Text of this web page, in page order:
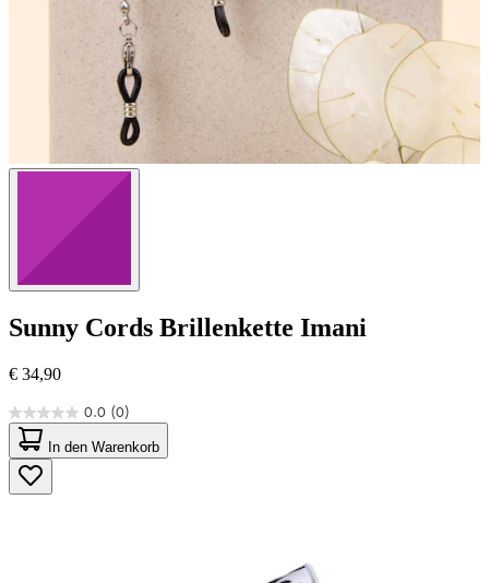
Sunny Cords Brillenkette Imani
€ 34,90
0.0 (0)
0.0
von
5
Sternen.
In den Warenkorb